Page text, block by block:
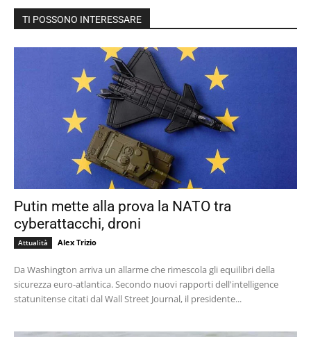
TI POSSONO INTERESSARE
Putin mette alla prova la NATO tra
cyberattacchi, droni
Attualità Alex Trizio
Da Washington arriva un allarme che rimescola gli equilibri della
sicurezza euro-atlantica. Secondo nuovi rapporti dell'intelligence
statunitense citati dal Wall Street Journal, il presidente...